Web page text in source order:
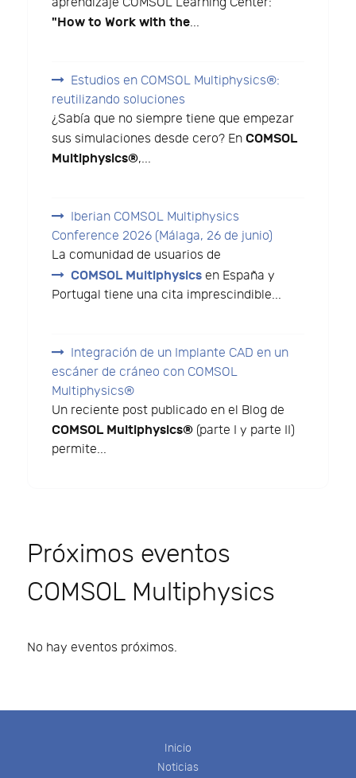
aprendizaje COMSOL Learning Center:
"How to Work with the...
Estudios en COMSOL Multiphysics®:
reutilizando soluciones
¿Sabía que no siempre tiene que empezar
sus simulaciones desde cero? En COMSOL
Multiphysics®,...
Iberian COMSOL Multiphysics
Conference 2026 (Málaga, 26 de junio)
La comunidad de usuarios de
COMSOL Multiphysics en España y
Portugal tiene una cita imprescindible...
Integración de un Implante CAD en un
escáner de cráneo con COMSOL
Multiphysics®
Un reciente post publicado en el Blog de
COMSOL Multiphysics® (parte I y parte II)
permite...
Próximos eventos
COMSOL Multiphysics
No hay eventos próximos.
Inicio
Noticias